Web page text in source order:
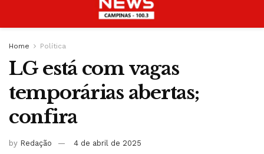
Home Política
LG está com vagas
temporárias abertas;
confira
by Redação 4 de abril de 2025